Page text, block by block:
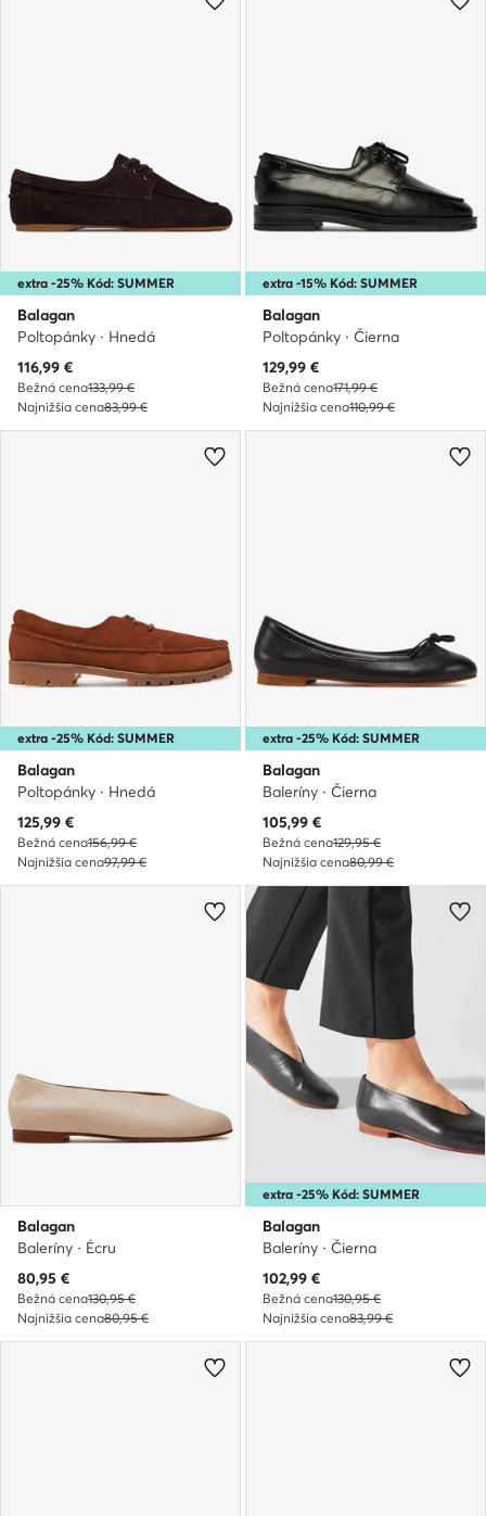
extra -25% Kód: SUMMER
Balagan
Poltopánky · Hnedá
Aktuálna cena
116,99 €
Bežná cena133,99 €
Najnižšia cena83,99 €
extra -15% Kód: SUMMER
Balagan
Poltopánky · Čierna
Aktuálna cena
129,99 €
Bežná cena171,99 €
Najnižšia cena110,99 €
extra -25% Kód: SUMMER
Balagan
Poltopánky · Hnedá
Aktuálna cena
125,99 €
Bežná cena156,99 €
Najnižšia cena97,99 €
extra -25% Kód: SUMMER
Balagan
Baleríny · Čierna
Aktuálna cena
105,99 €
Bežná cena129,95 €
Najnižšia cena80,99 €
Balagan
Baleríny · Écru
Aktuálna cena
80,95 €
Bežná cena130,95 €
Najnižšia cena80,95 €
extra -25% Kód: SUMMER
Balagan
Baleríny · Čierna
Aktuálna cena
102,99 €
Bežná cena130,95 €
Najnižšia cena83,99 €